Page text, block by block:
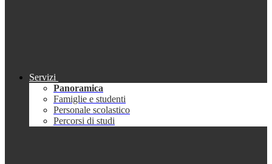
Servizi
Panoramica
Famiglie e studenti
Personale scolastico
Percorsi di studi